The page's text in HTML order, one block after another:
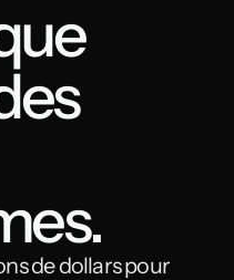
de dollars pour